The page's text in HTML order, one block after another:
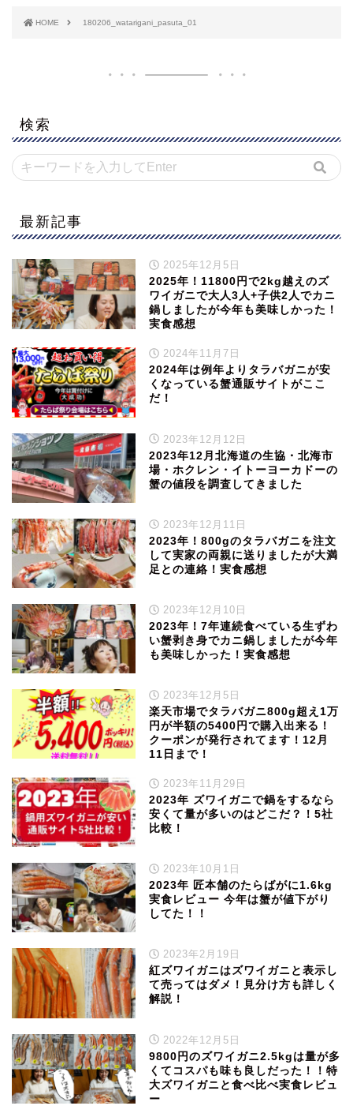
HOME 180206_watarigani_pasuta_01
検索
最新記事
2025年12月5日
2025年！11800円で2kg越えのズ
ワイガニで大人3人+子供2人でカニ
鍋しましたが今年も美味しかった！
実食感想
2024年11月7日
2024年は例年よりタラバガニが安
くなっている蟹通販サイトがここ
だ！
2023年12月12日
2023年12月北海道の生協・北海市
場・ホクレン・イトーヨーカドーの
蟹の値段を調査してきました
2023年12月11日
2023年！800gのタラバガニを注文
して実家の両親に送りましたが大満
足との連絡！実食感想
2023年12月10日
2023年！7年連続食べている生ずわ
い蟹剥き身でカニ鍋しましたが今年
も美味しかった！実食感想
2023年12月5日
楽天市場でタラバガニ800g超え1万
円が半額の5400円で購入出来る！
クーポンが発行されてます！12月
11日まで！
2023年11月29日
2023年 ズワイガニで鍋をするなら
安くて量が多いのはどこだ？！5社
比較！
2023年10月1日
2023年 匠本舗のたらばがに1.6kg
実食レビュー 今年は蟹が値下がり
してた！！
2023年2月19日
紅ズワイガニはズワイガニと表示し
て売ってはダメ！見分け方も詳しく
解説！
2022年12月5日
9800円のズワイガニ2.5kgは量が多
くてコスパも味も良しだった！！特
大ズワイガニと食べ比べ実食レビュ
ー